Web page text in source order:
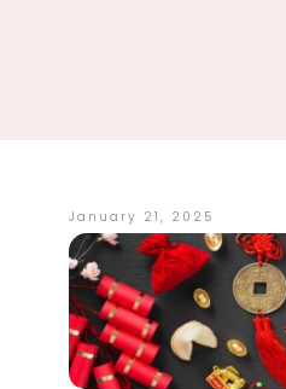
January 21, 2025